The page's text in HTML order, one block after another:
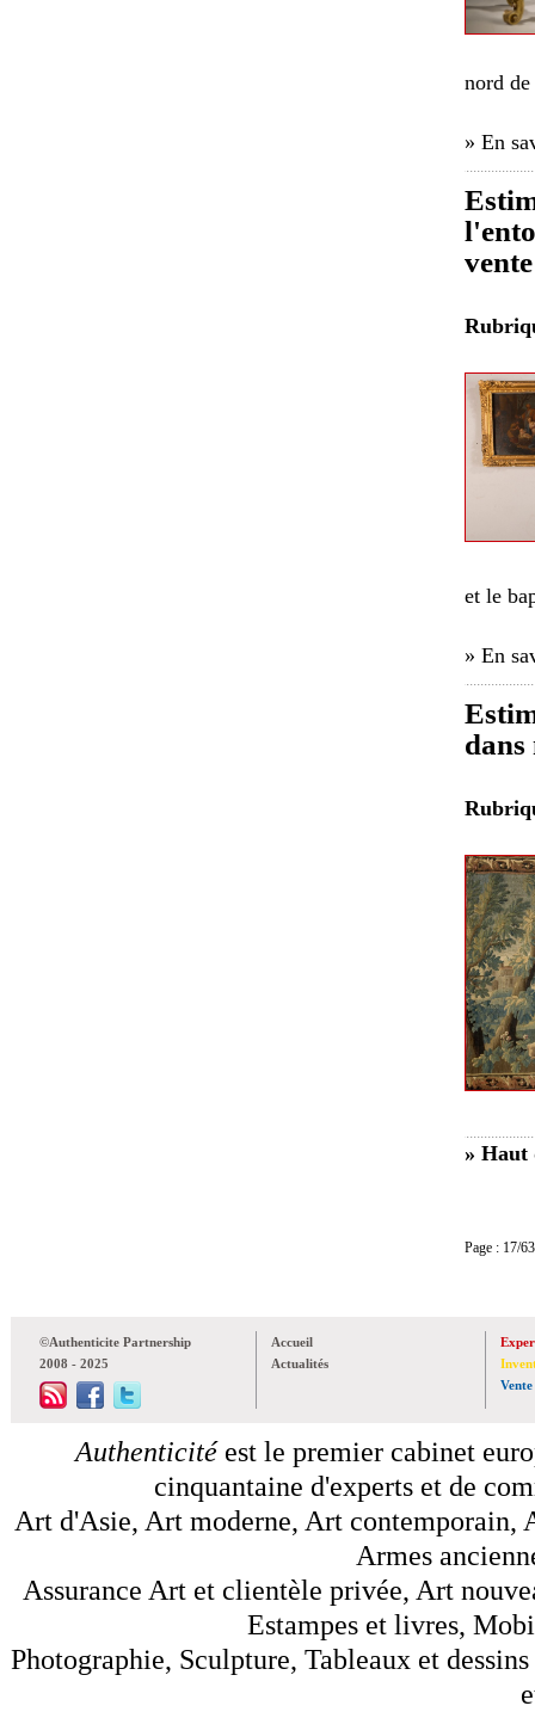
nord
» En
et le
» En
dans
» Haut
Page :
©Authenticite Partnership
2008 - 2025
Accueil
Actualités
Vente
Authenticitéest le premier cabinet
cinquantaine d'experts et de
Art d'Asie, Art moderne, Art contemporain,
Armes
Assurance Art et clientèle privée, Art
Estampes et livres,
Photographie, Sculpture, Tableaux et